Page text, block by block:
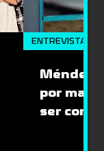
ENTREVISTA
Méndez:
por
ser